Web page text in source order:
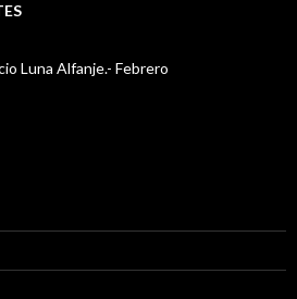
Luna Alfanje.- Febrero